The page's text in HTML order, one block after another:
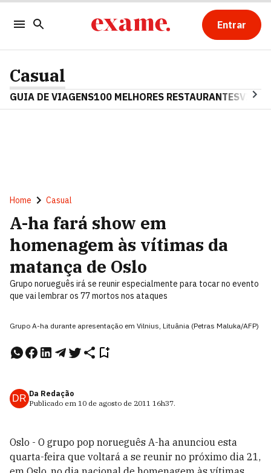
Entrar
Casual
GUIA DE VIAGENS100 MELHORES RESTAURANTES
Home Casual
A-ha fará show em
homenagem às vítimas da
matança de Oslo
Grupo norueguês irá se reunir especialmente para tocar no evento
que vai lembrar os 77 mortos nos ataques
Grupo A-ha durante apresentação em Vilnius, Lituânia (Petras Maluka/AFP)
DR Da Redação
Publicado em 10 de agosto de 2011 16h37.
Oslo - O grupo pop norueguês A-ha anunciou esta
quarta-feira que voltará a se reunir no próximo dia 21,